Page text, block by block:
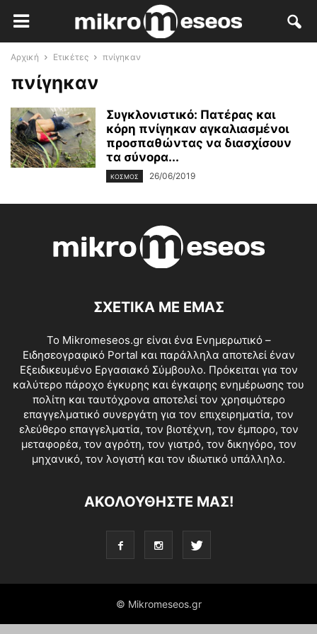
Αρχική Ετικέτες πνίγηκαν
πνίγηκαν
Συγκλονιστικό: Πατέρας και
κόρη πνίγηκαν αγκαλιασμένοι
προσπαθώντας να διασχίσουν
τα σύνορα...
ΚΌΣΜΟΣ 26/06/2019
ΣΧΕΤΙΚΑ ΜΕ ΕΜΑΣ
Το Mikromeseos.gr είναι ένα Ενημερωτικό –
Ειδησεογραφικό Portal και παράλληλα αποτελεί έναν
Εξειδικευμένο Εργασιακό Σύμβουλο. Πρόκειται για τον
καλύτερο πάροχο έγκυρης και έγκαιρης ενημέρωσης του
πολίτη και ταυτόχρονα αποτελεί τον χρησιμότερο
επαγγελματικό συνεργάτη για τον επιχειρηματία, τον
ελεύθερο επαγγελματία, τον βιοτέχνη, τον έμπορο, τον
μεταφορέα, τον αγρότη, τον γιατρό, τον δικηγόρο, τον
μηχανικό, τον λογιστή και τον ιδιωτικό υπάλληλο.
ΑΚΟΛΟΥΘΗΣΤΕ ΜΑΣ!
© Mikromeseos.gr